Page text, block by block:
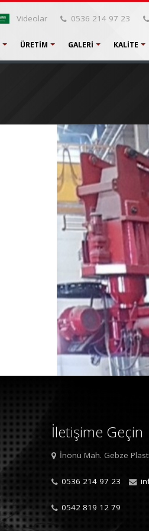
Videolar 0536 214 97 23
ÜRETIM GALERI KALITE
İletişime Geçin
İnönü Mah. Gebze
0536 214 97 23
0542 819 12 79